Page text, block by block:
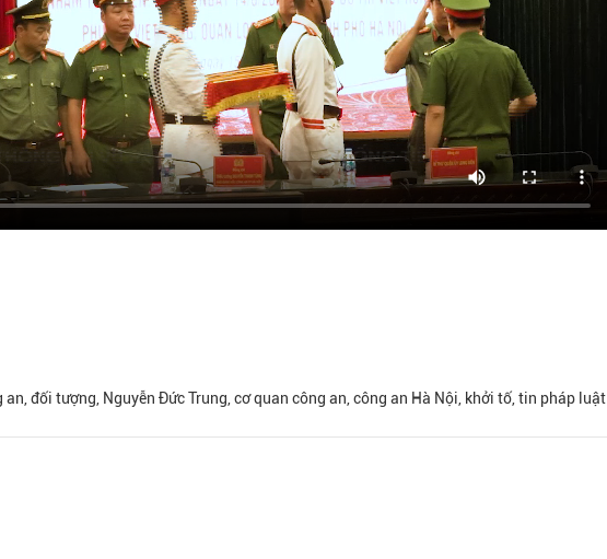
an, đối tượng, Nguyễn Đức Trung, cơ quan công an, công an Hà Nội, khởi tố, tin pháp luật